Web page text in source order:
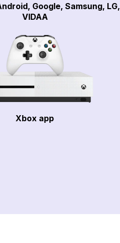
Google, Samsung, LG,
VIDAA
Xbox app